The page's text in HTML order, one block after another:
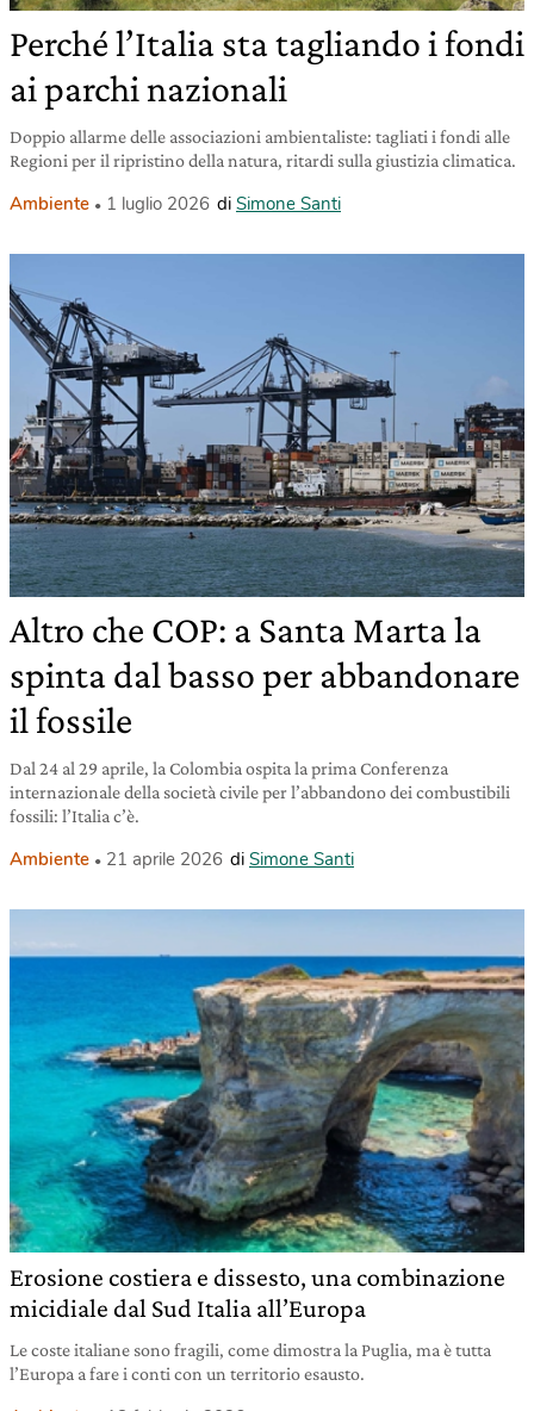
Perché l’Italia sta tagliando i fondi
ai parchi nazionali
Doppio allarme delle associazioni ambientaliste: tagliati i fondi alle
Regioni per il ripristino della natura, ritardi sulla giustizia climatica.
Ambiente 1 luglio 2026 di Simone Santi
Altro che COP: a Santa Marta la
spinta dal basso per abbandonare
il fossile
Dal 24 al 29 aprile, la Colombia ospita la prima Conferenza
internazionale della società civile per l’abbandono dei combustibili
fossili: l’Italia c’è.
Ambiente 21 aprile 2026 di Simone Santi
Erosione costiera e dissesto, una combinazione
micidiale dal Sud Italia all’Europa
Le coste italiane sono fragili, come dimostra la Puglia, ma è tutta
l’Europa a fare i conti con un territorio esausto.